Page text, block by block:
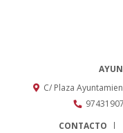
C/ Plaza
CONTACTO